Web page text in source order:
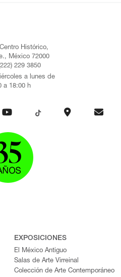
Histórico,
México 72000
229 3850
a lunes de
a 18:00 h
EXPOSICIONES
El México Antiguo
Salas de Arte Virreinal
Colección de Arte Contemporáneo